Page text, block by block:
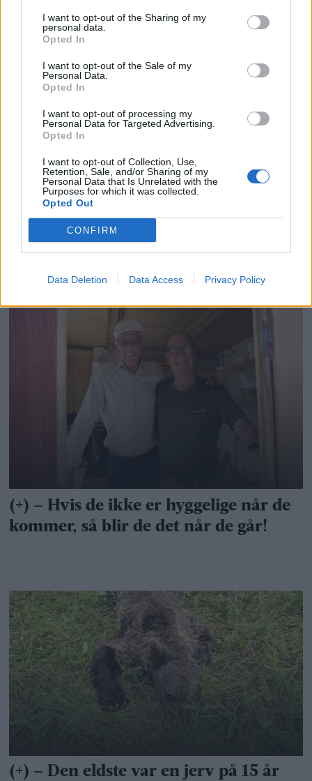
I want to opt-out of the Sharing of my
personal data.
Opted In
I want to opt-out of the Sale of my
Personal Data.
Opted In
I want to opt-out of processing my
Personal Data for Targeted Advertising.
Opted In
I want to opt-out of Collection, Use,
Retention, Sale, and/or Sharing of my
Personal Data that Is Unrelated with the
Purposes for which it was collected.
Opted Out
CONFIRM
Data Deletion Data Access Privacy Policy
For: Sp, FrP, H, KrF
Mot: Ap, SV, R, MDG, V